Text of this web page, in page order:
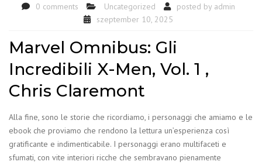
0 comments Uncategorized posted by admin
szeptember 10, 2025
Marvel Omnibus: Gli
Incredibili X-Men, Vol. 1 ,
Chris Claremont
Alla fine, sono le storie che ricordiamo, i personaggi che amiamo e le
ebook che proviamo che rendono la lettura un’esperienza così
gratificante e indimenticabile. I personaggi erano multifaceti e
sfumati, con vite interiori ricche che sembravano pienamente